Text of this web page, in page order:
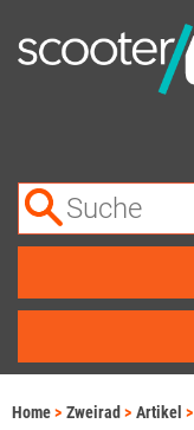
Home Zweirad Artikel